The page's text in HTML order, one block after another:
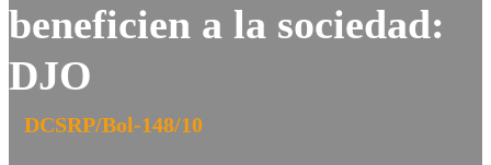
beneficien a la sociedad:
DJO
DCSRP/Bol-148/10